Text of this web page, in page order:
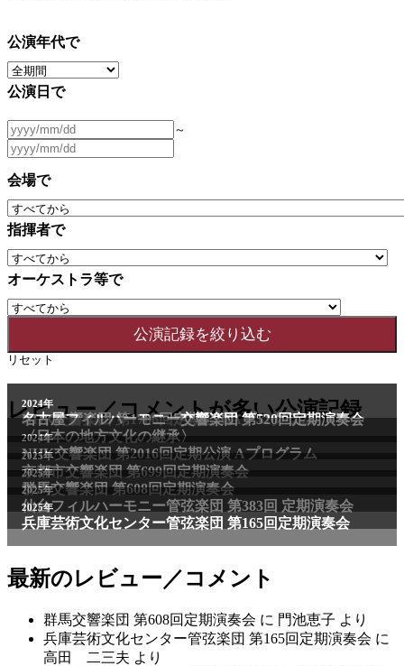
公演年代で
公演日で
～
会場で
指揮者で
オーケストラ等で
リセット
レビュー／コメントが多い公演記録
2011年
NHK交響楽団 第1706回定期公演Aプログラム
2024年
名古屋フィルハーモニー交響楽団 第520回定期演奏会
〈日本の地方文化の継承〉
2024年
NHK交響楽団 第2016回定期公演 Aプログラム
2025年
京都市交響楽団 第699回定期演奏会
2025年
群馬交響楽団 第608回定期演奏会
2025年
仙台フィルハーモニー管弦楽団 第383回 定期演奏会
2025年
兵庫芸術文化センター管弦楽団 第165回定期演奏会
最新のレビュー／コメント
群馬交響楽団 第608回定期演奏会 に 門池恵子 より
兵庫芸術文化センター管弦楽団 第165回定期演奏会 に
高田 二三夫 より